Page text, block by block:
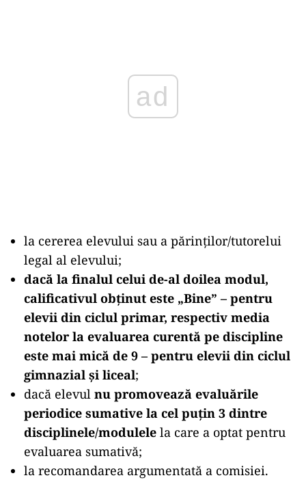
ad
la cererea elevului sau a părinţilor/tutorelui
legal al elevului;
dacă la finalul celui de-al doilea modul,
calificativul obținut este „Bine” – pentru
elevii din ciclul primar, respectiv media
notelor la evaluarea curentă pe discipline
este mai mică de 9 – pentru elevii din ciclul
gimnazial și liceal;
dacă elevul nu promovează evaluările
periodice sumative la cel puţin 3 dintre
disciplinele/modulele la care a optat pentru
evaluarea sumativă;
la recomandarea argumentată a comisiei.